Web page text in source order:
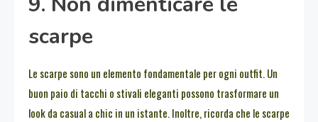
scarpe
Le scarpe sono un elemento fondamentale per ogni outfit. Un
buon paio di tacchi o stivali eleganti possono trasformare un
look da casual a chic in un istante. Inoltre, ricorda che le scarpe